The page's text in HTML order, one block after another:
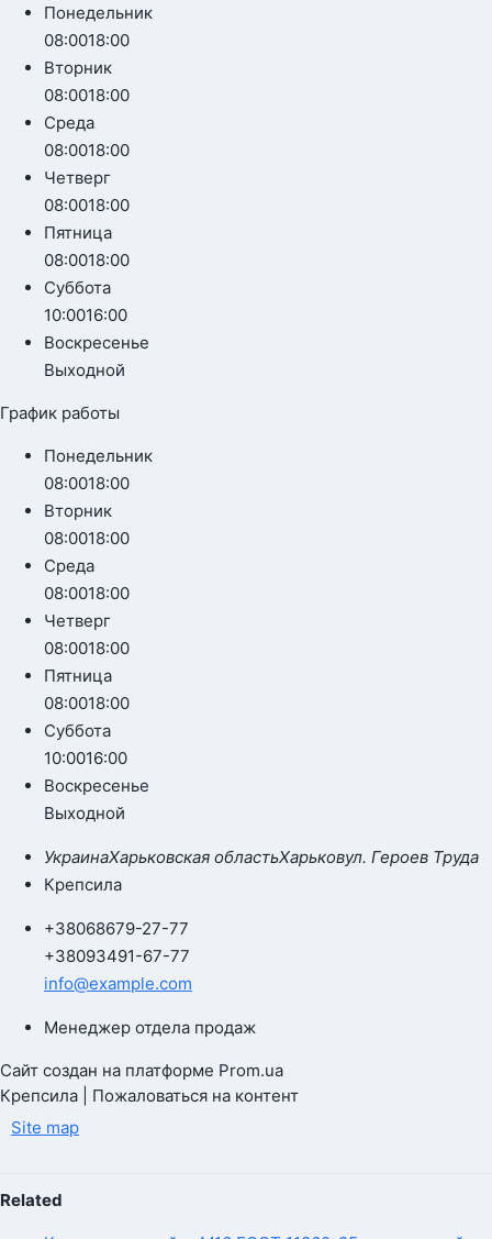
Понедельник
08:0018:00
Вторник
08:0018:00
Среда
08:0018:00
Четверг
08:0018:00
Пятница
08:0018:00
Суббота
10:0016:00
Воскресенье
Выходной
График работы
Понедельник
08:0018:00
Вторник
08:0018:00
Среда
08:0018:00
Четверг
08:0018:00
Пятница
08:0018:00
Суббота
10:0016:00
Воскресенье
Выходной
УкраинаХарьковская областьХарьковул. Героев Труда
Крепсила
+38068679-27-77
+38093491-67-77
info@example.com
Менеджер отдела продаж
Сайт создан на платформе Prom.ua
Крепсила | Пожаловаться на контент
Site map
Related